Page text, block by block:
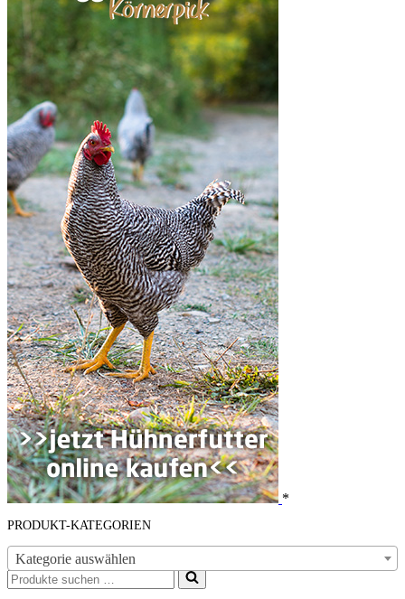
*
PRODUKT-KATEGORIEN
Kategorie auswählen
Suchen
nach …